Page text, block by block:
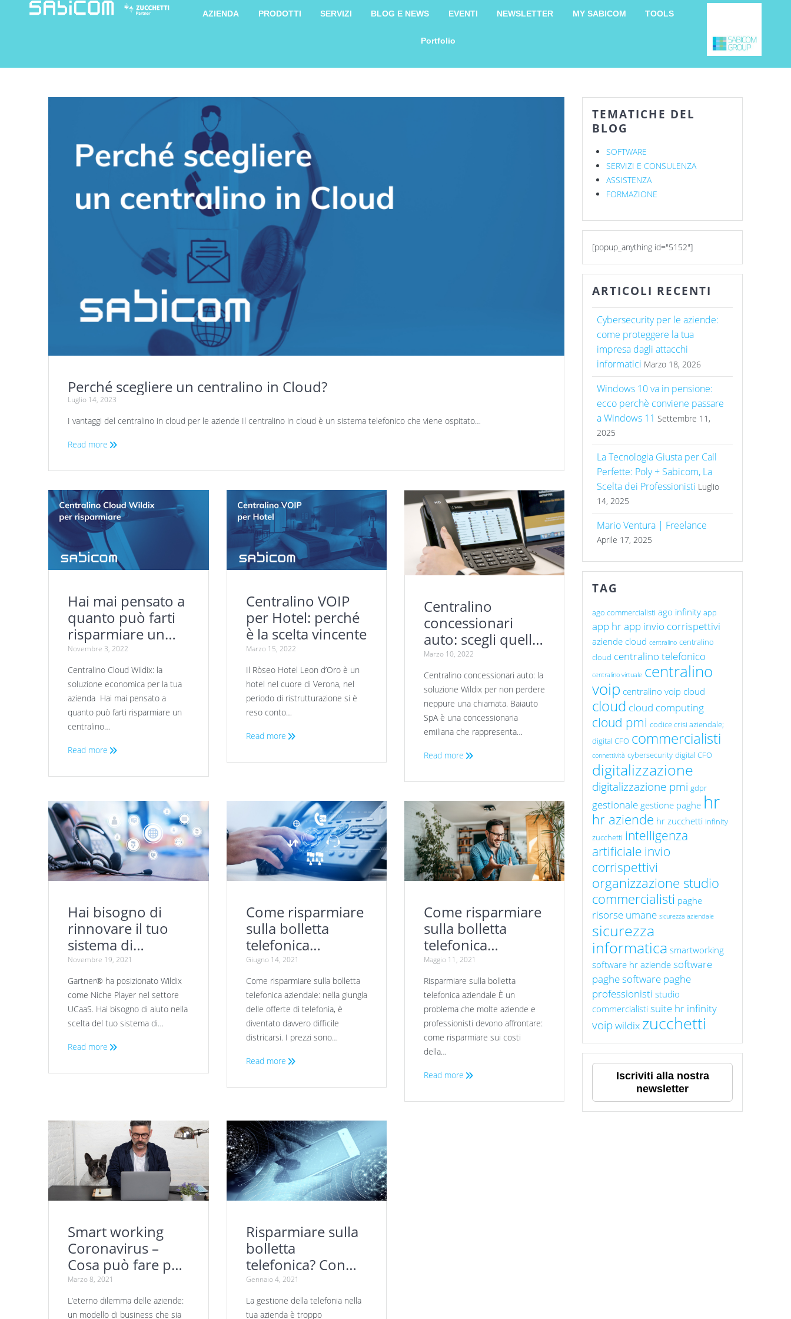
AZIENDA PRODOTTI SERVIZI BLOG E NEWS EVENTI NEWSLETTER MY SABICOM TOOLS
Portfolio
Perché scegliere un centralino in Cloud?
Luglio 14, 2023
I vantaggi del centralino in cloud per le aziende Il centralino in cloud è un sistema telefonico che viene ospitato…
Read more
Hai mai pensato a
quanto può farti
risparmiare un
centralino Cloud
Wildix?
Novembre 3, 2022
Centralino Cloud Wildix: la
soluzione economica per la tua
azienda Hai mai pensato a
quanto può farti risparmiare un
centralino…
Read more
Centralino VOIP
per Hotel: perché
è la scelta vincente
Marzo 15, 2022
Il Ròseo Hotel Leon d’Oro è un
hotel nel cuore di Verona, nel
periodo di ristrutturazione si è
reso conto…
Read more
Centralino
concessionari
auto: scegli quello
giusto
Marzo 10, 2022
Centralino concessionari auto: la
soluzione Wildix per non perdere
neppure una chiamata. Baiauto
SpA è una concessionaria
emiliana che rappresenta…
Read more
Hai bisogno di
rinnovare il tuo
sistema di
comunicazione?
Novembre 19, 2021
Gartner® ha posizionato Wildix
come Niche Player nel settore
UCaaS. Hai bisogno di aiuto nella
scelta del tuo sistema di…
Read more
Come risparmiare
sulla bolletta
telefonica
aziendale
Giugno 14, 2021
Come risparmiare sulla bolletta
telefonica aziendale: nella giungla
delle offerte di telefonia, è
diventato davvero difficile
districarsi. I prezzi sono…
Read more
Come risparmiare
sulla bolletta
telefonica
aziendale
Maggio 11, 2021
Risparmiare sulla bolletta
telefonica aziendale È un
problema che molte aziende e
professionisti devono affrontare:
come risparmiare sui costi
della…
Read more
Smart working
Coronavirus –
Cosa può fare per
il nostro pianeta
Marzo 8, 2021
L’eterno dilemma delle aziende:
un modello di business che sia
Risparmiare sulla
bolletta
telefonica? Con
Sabicom è un
gioco da ragazzi.
Gennaio 4, 2021
La gestione della telefonia nella
tua azienda è troppo
TEMATICHE DEL
BLOG
SOFTWARE
SERVIZI E CONSULENZA
ASSISTENZA
FORMAZIONE
[popup_anything id="5152"]
ARTICOLI RECENTI
Cybersecurity per le aziende:
come proteggere la tua
impresa dagli attacchi
informatici Marzo 18, 2026
Windows 10 va in pensione:
ecco perchè conviene passare
a Windows 11 Settembre 11,
2025
La Tecnologia Giusta per Call
Perfette: Poly + Sabicom, La
Scelta dei Professionisti Luglio
14, 2025
Mario Ventura | Freelance
Aprile 17, 2025
TAG
ago commercialisti ago infinity app
app hrapp invio corrispettivi
aziende cloud centralino centralino
cloud centralino telefonico
centralino virtuale centralino
voip centralino voip cloud
cloud cloud computing
cloud pmi codice crisi aziendale;
digital CFO commercialisti
connettività cybersecurity digital CFO
digitalizzazione
digitalizzazione pmi gdpr
gestionale gestione paghe hr
hr aziende hr zucchetti infinity
zucchetti intelligenza
artificiale invio
corrispettivi
organizzazione studio
commercialisti paghe
risorse umane sicurezza aziendale
sicurezza
informatica smartworking
software hr aziende software
paghesoftware paghe
professionisti studio
commercialisti suite hr infinity
voipwildix zucchetti
Iscriviti alla nostra
newsletter